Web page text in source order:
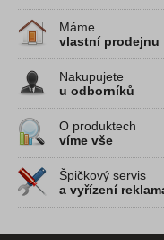
Máme
vlastní prodejnu
Nakupujete
u odborníků
O produktech
víme vše
Špičkový servis
a vyřízení